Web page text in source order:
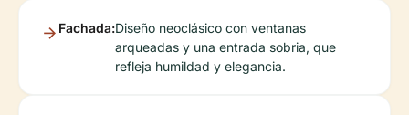
Fachada:Diseño neoclásico con ventanas
arqueadas y una entrada sobria, que
refleja humildad y elegancia.